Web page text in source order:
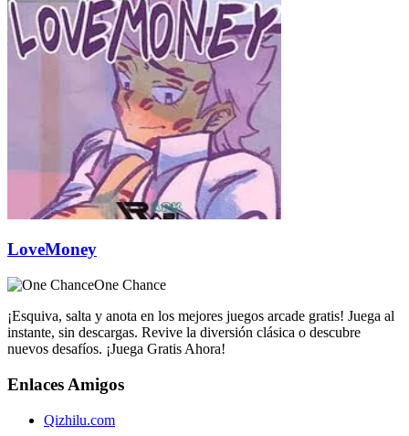
LoveMoney
One Chance
¡Esquiva, salta y anota en los mejores juegos arcade gratis! Juega al
instante, sin descargas. Revive la diversión clásica o descubre
nuevos desafíos. ¡Juega Gratis Ahora!
Enlaces Amigos
Qizhilu.com